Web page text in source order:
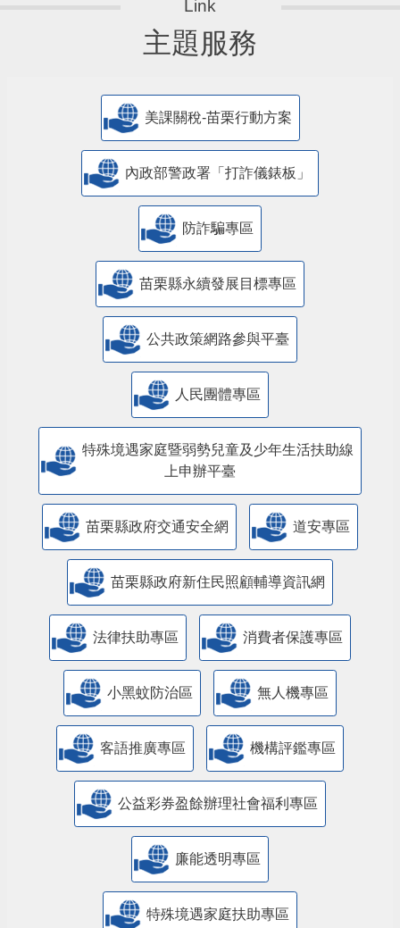
主題服務
美課關稅-苗栗行動方案
內政部警政署「打詐儀錶板」
防詐騙專區
苗栗縣永續發展目標專區
公共政策網路參與平臺
人民團體專區
特殊境遇家庭暨弱勢兒童及少年生活扶助線
上申辦平臺
苗栗縣政府交通安全網 道安專區
苗栗縣政府新住民照顧輔導資訊網
法律扶助專區 消費者保護專區
小黑蚊防治區 無人機專區
客語推廣專區 機構評鑑專區
公益彩券盈餘辦理社會福利專區
廉能透明專區
特殊境遇家庭扶助專區